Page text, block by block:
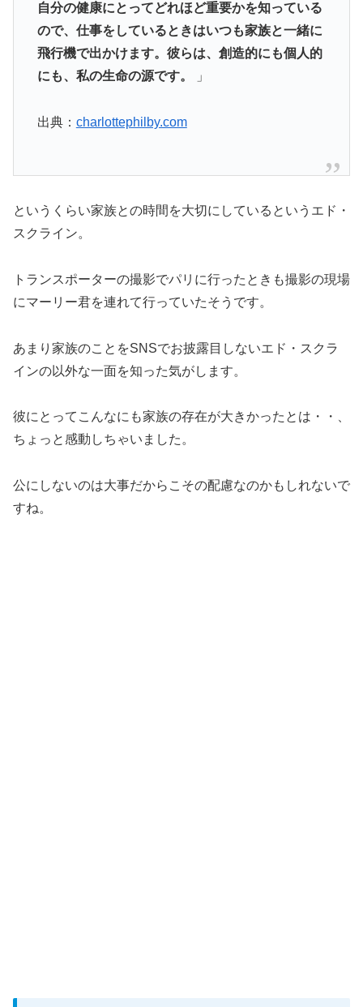
自分の健康にとってどれほど重要かを知っている
ので、仕事をしているときはいつも家族と一緒に
飛行機で出かけます。彼らは、創造的にも個人的
にも、私の生命の源です。
」
出典： charlottephilby.com
というくらい家族との時間を大切にしているというエド・
スクライン。
トランスポーターの撮影でパリに行ったときも撮影の現場
にマーリー君を連れて行っていたそうです。
あまり家族のことをSNSでお披露目しないエド・スクラ
インの以外な一面を知った気がします。
彼にとってこんなにも家族の存在が大きかったとは・・、
ちょっと感動しちゃいました。
公にしないのは大事だからこその配慮なのかもしれないで
すね。